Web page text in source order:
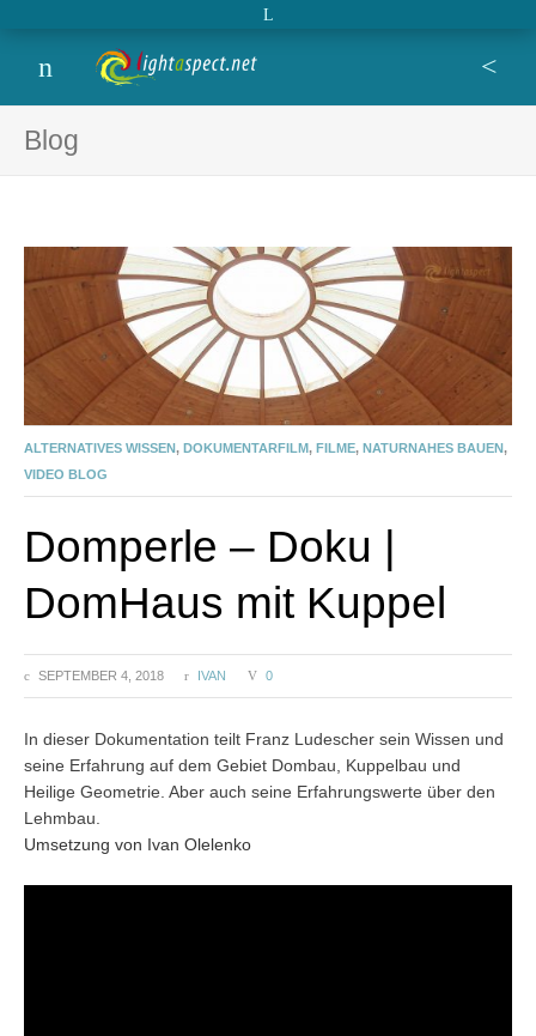
Menu
Blog
ALTERNATIVES WISSEN, DOKUMENTARFILM, FILME, NATURNAHES BAUEN,
VIDEO BLOG
Domperle – Doku |
DomHaus mit Kuppel
SEPTEMBER 4, 2018 IVAN 0
In dieser Dokumentation teilt Franz Ludescher sein Wissen und
seine Erfahrung auf dem Gebiet Dombau, Kuppelbau und
Heilige Geometrie. Aber auch seine Erfahrungswerte über den
Lehmbau.
Umsetzung von Ivan Olelenko